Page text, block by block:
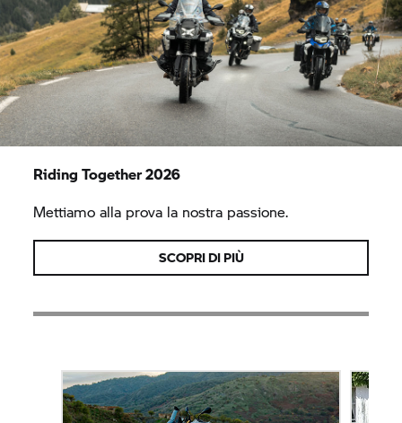
Riding Together 2026
Mettiamo alla prova la nostra passione.
SCOPRI DI PIÙ